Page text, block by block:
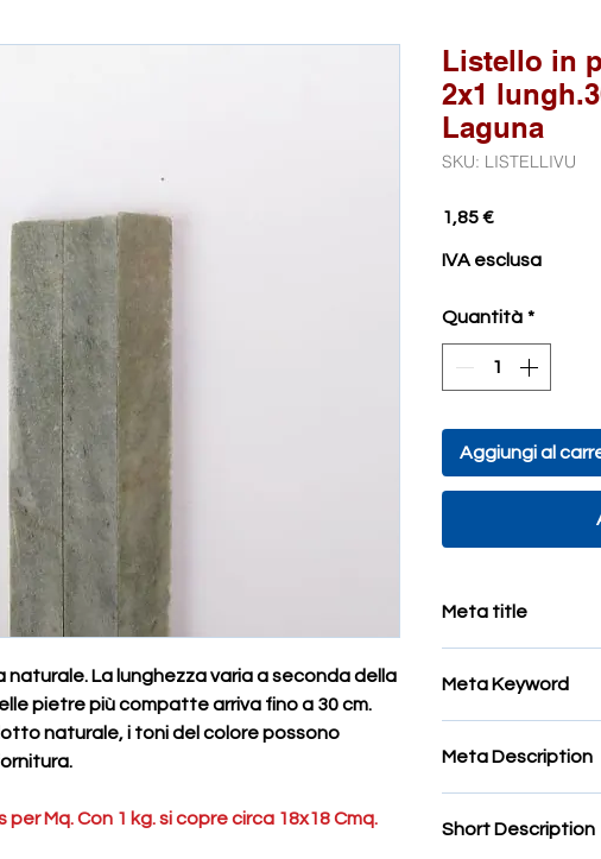
naturale. La lunghezza varia a seconda della
pietre più compatte arriva fino a 30 cm.
naturale, i toni del colore possono
Mq. Con 1 kg. si copre circa 18x18 Cmq.
Listello in
2x1
Laguna
SKU: LISTELLIVU
1,85 €Prezzo
IVA esclusa
Quantità *
Aggiungi al
Meta title
Meta Keyword
in marmo per
bacchette di pietra
Meta Description
in marmo per
Short Description